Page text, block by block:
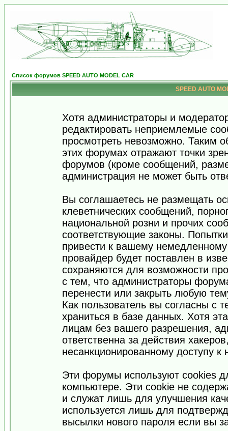
Список форумов SPEED AUTO MODEL CAR
SPEED AUTO
Хотя администраторы и
редактировать неприемлемые
просмотреть невозможно. Таким
этих форумах отражают точки
форумов (кроме сообщений,
администрация не может быть
Вы соглашаетесь не размещать
клеветнических сообщений,
национальной розни и прочих
соответствующие законы.
привести к вашему
провайдер будет поставлен в
сохраняются для возможности
с тем, что администраторы
перенести или закрыть любую
Как пользователь вы согласны с
храниться в базе данных. Хотя
лицам без вашего разрешения,
ответственна за действия
несанкционированному доступу к
Эти форумы используют cookies
компьютере. Эти cookie не
и служат лишь для улучшения
используется лишь для
высылки нового пароля если вы